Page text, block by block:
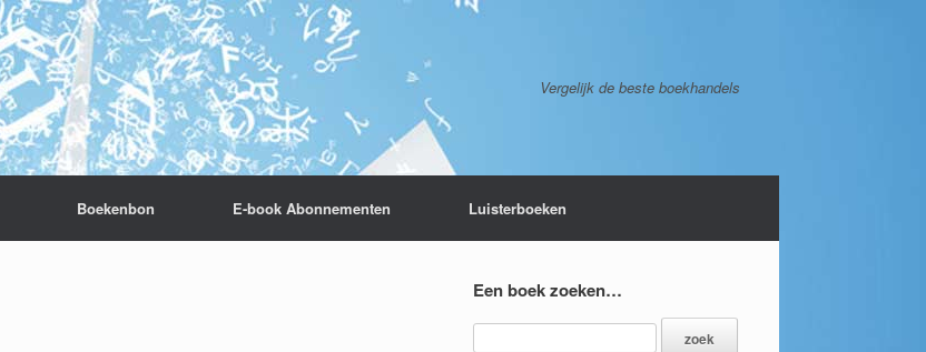
Vergelijk de beste boekhandels
Boekenbon E-book Abonnementen Luisterboeken
Een boek zoeken…